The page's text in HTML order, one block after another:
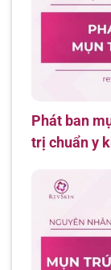
Phát ban
trị chuẩn y